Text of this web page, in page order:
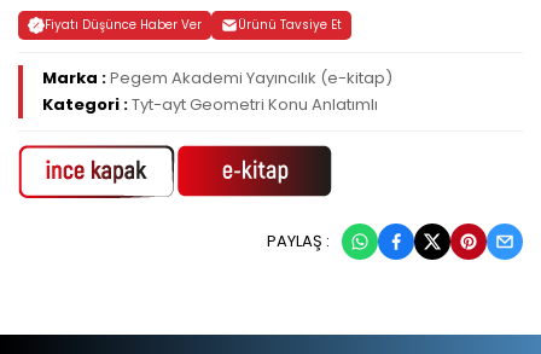
Fiyatı Düşünce Haber Ver Ürünü Tavsiye Et
Marka :Pegem Akademi Yayıncılık (e-kitap)
Kategori :Tyt-ayt Geometri Konu Anlatımlı
PAYLAŞ :